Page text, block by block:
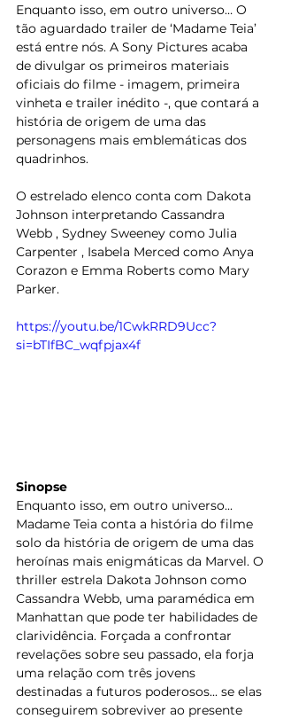
Enquanto isso, em outro universo… O
tão aguardado trailer de ‘Madame Teia’
está entre nós. A Sony Pictures acaba
de divulgar os primeiros materiais
oficiais do filme - imagem, primeira
vinheta e trailer inédito -, que contará a
história de origem de uma das
personagens mais emblemáticas dos
quadrinhos.
O estrelado elenco conta com Dakota
Johnson interpretando Cassandra
Webb , Sydney Sweeney como Julia
Carpenter , Isabela Merced como Anya
Corazon e Emma Roberts como Mary
Parker.
https://youtu.be/1CwkRRD9Ucc?
si=bTIfBC_wqfpjax4f
Sinopse
Enquanto isso, em outro universo...
Madame Teia conta a história do filme
solo da história de origem de uma das
heroínas mais enigmáticas da Marvel. O
thriller estrela Dakota Johnson como
Cassandra Webb, uma paramédica em
Manhattan que pode ter habilidades de
clarividência. Forçada a confrontar
revelações sobre seu passado, ela forja
uma relação com três jovens
destinadas a futuros poderosos... se elas
conseguirem sobreviver ao presente